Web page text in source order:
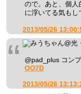
ので。あと、個人
に浮いてる気もし
2013/05/26
みうちゃん@光
@pad_plus コン
OO7D
2013/05/26